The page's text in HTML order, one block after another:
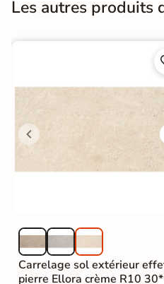
Les autres produits
Carrelage sol extérieur
pierre Ellora crème R10